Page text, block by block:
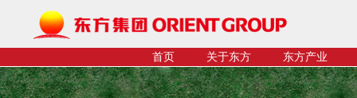
首页 关于东方 东方产业